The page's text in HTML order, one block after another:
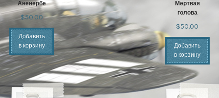
Аненербе
$50.00
Добавить
в корзину
Мертвая
голова
$50.00
Добавить
в корзину